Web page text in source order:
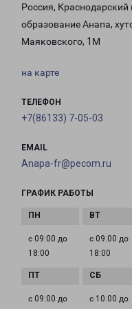
Россия,
образование Анапа,
Маяковского, 1М
на карте
ТЕЛЕФОН
+7(86133) 7-05-03
EMAIL
Anapa-fr@pecom.ru
ГРАФИК РАБОТЫ
с 09:00 до
18:00
с 09:00 до
18:00
с 09:00 до
с 10:00 до